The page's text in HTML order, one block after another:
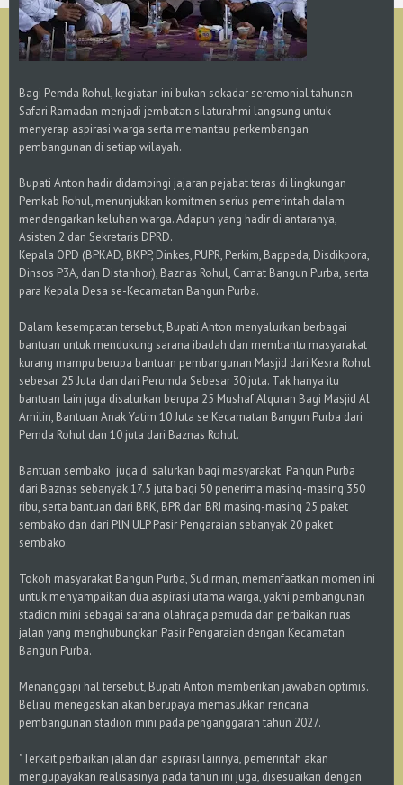
​Bagi Pemda Rohul, kegiatan ini bukan sekadar seremonial tahunan.
Safari Ramadan menjadi jembatan silaturahmi langsung untuk
menyerap aspirasi warga serta memantau perkembangan
pembangunan di setiap wilayah.
​Bupati Anton hadir didampingi jajaran pejabat teras di lingkungan
Pemkab Rohul, menunjukkan komitmen serius pemerintah dalam
mendengarkan keluhan warga. Adapun yang hadir di antaranya, ​
Asisten 2 dan Sekretaris DPRD.
​Kepala OPD (BPKAD, BKPP, Dinkes, PUPR, Perkim, Bappeda, Disdikpora,
Dinsos P3A, dan Distanhor), ​Baznas Rohul, Camat Bangun Purba, serta
para Kepala Desa se-Kecamatan Bangun Purba.
​Dalam kesempatan tersebut, Bupati Anton menyalurkan berbagai
bantuan untuk mendukung sarana ibadah dan membantu masyarakat
kurang mampu berupa bantuan pembangunan Masjid dari Kesra Rohul
sebesar 25 Juta dan dari Perumda Sebesar 30 juta. Tak hanya itu
bantuan lain juga disalurkan berupa 25 Mushaf Alquran Bagi Masjid Al
Amilin, Bantuan Anak Yatim 10 Juta se Kecamatan Bangun Purba dari
Pemda Rohul dan 10 juta dari Baznas Rohul.
Bantuan sembako juga di salurkan bagi masyarakat Pangun Purba
dari Baznas sebanyak 17.5 juta bagi 50 penerima masing-masing 350
ribu, serta bantuan dari BRK, BPR dan BRI masing-masing 25 paket
sembako dan dari PlN ULP Pasir Pengaraian sebanyak 20 paket
sembako.
Tokoh masyarakat Bangun Purba, Sudirman, memanfaatkan momen ini
untuk menyampaikan dua aspirasi utama warga, yakni pembangunan
stadion mini sebagai sarana olahraga pemuda dan perbaikan ruas
jalan yang menghubungkan Pasir Pengaraian dengan Kecamatan
Bangun Purba.
​Menanggapi hal tersebut, Bupati Anton memberikan jawaban optimis.
Beliau menegaskan akan berupaya memasukkan rencana
pembangunan stadion mini pada penganggaran tahun 2027.
​"Terkait perbaikan jalan dan aspirasi lainnya, pemerintah akan
mengupayakan realisasinya pada tahun ini juga, disesuaikan dengan